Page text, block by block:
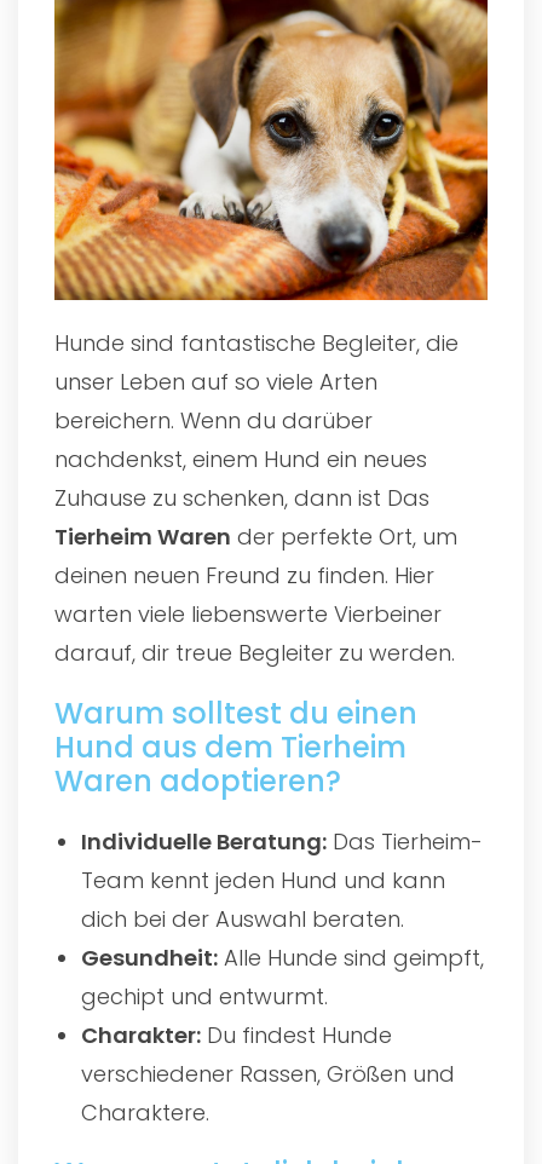
Hunde sind fantastische Begleiter, die
unser Leben auf so viele Arten
bereichern. Wenn du darüber
nachdenkst, einem Hund ein neues
Zuhause zu schenken, dann ist Das
Tierheim Waren der perfekte Ort, um
deinen neuen Freund zu finden. Hier
warten viele liebenswerte Vierbeiner
darauf, dir treue Begleiter zu werden.
Warum solltest du einen
Hund aus dem Tierheim
Waren adoptieren?
Individuelle Beratung: Das Tierheim-
Team kennt jeden Hund und kann
dich bei der Auswahl beraten.
Gesundheit: Alle Hunde sind geimpft,
gechipt und entwurmt.
Charakter: Du findest Hunde
verschiedener Rassen, Größen und
Charaktere.